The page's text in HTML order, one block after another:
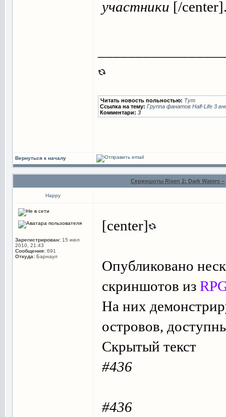
участники [/
Читать новость польностью: Тут
Ссылка на тему: Группа фанатов Half-Life 3
Комментари: 3
Вернуться к началу
Скриншоты Risen 2: Dark Waters –
Happy
Зарегистрирован: 15 июл
2010, 21:43
Сообщения: 691
Откуда: Барнаул
[center]
Опубликовано
скриншотов из
На них
островов,
Скрытый текст
#436
#436